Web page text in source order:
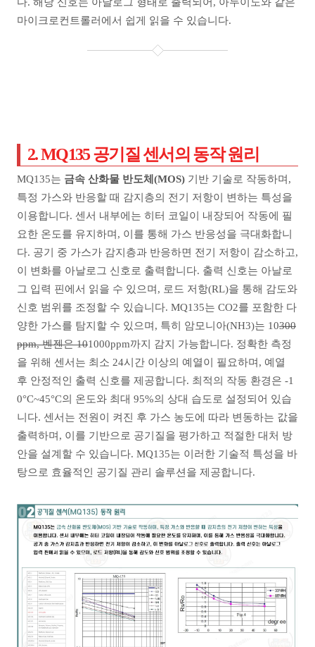
마이크로컨트롤러에서 쉽게 읽을 수 있습니다.
2. MQ135 공기질 센서의 동작 원리
MQ135는 금속 산화물 반도체(MOS) 기반 기술로 작동하며,
특정 가스와 반응할 때 감지층의 전기 저항이 변하는 특성을
이용합니다. 센서 내부에는 히터 코일이 내장되어 작동에 필
요한 온도를 유지하며, 이를 통해 가스 반응성을 극대화합니
다. 공기 중 가스가 감지층과 반응하면 전기 저항이 감소하고,
이 변화를 아날로그 신호로 출력합니다. 출력 신호는 아날로
그 입력 핀에서 읽을 수 있으며, 로드 저항(RL)을 통해 감도와
신호 범위를 조정할 수 있습니다. MQ135는 CO2를 포함한 다
양한 가스를 탐지할 수 있으며, 특히 암모니아(NH3)는 10300
ppm, 벤젠은 101000ppm까지 감지 가능합니다. 정확한 측정
을 위해 센서는 최소 24시간 이상의 예열이 필요하며, 예열
후 안정적인 출력 신호를 제공합니다. 최적의 작동 환경은 -1
0°C~45°C의 온도와 최대 95%의 상대 습도로 설정되어 있습
니다. 센서는 전원이 켜진 후 가스 농도에 따라 변동하는 값을
출력하며, 이를 기반으로 공기질을 평가하고 적절한 대처 방
안을 설계할 수 있습니다. MQ135는 이러한 기술적 특성을 바
탕으로 효율적인 공기질 관리 솔루션을 제공합니다.